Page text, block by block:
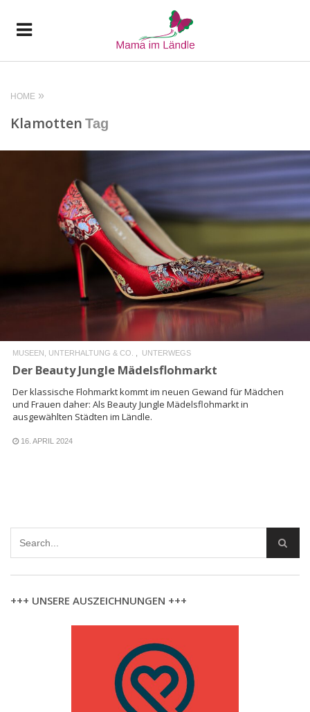
HOME
Klamotten Tag
READ MORE
MUSEEN, UNTERHALTUNG & CO. UNTERWEGS
Der Beauty Jungle Mädelsflohmarkt
Der klassische Flohmarkt kommt im neuen Gewand für Mädchen
und Frauen daher: Als Beauty Jungle Mädelsflohmarkt in
ausgewählten Städten im Ländle.
16. APRIL 2024
+++ UNSERE AUSZEICHNUNGEN +++